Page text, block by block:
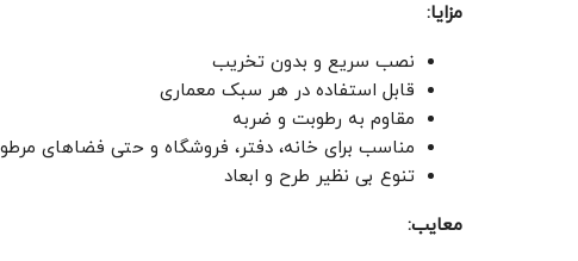
مزایا:
نصب سریع و بدون تخریب
قابل استفاده در هر سبک معماری
مقاوم به رطوبت و ضربه
مناسب برای خانه، دفتر، فروشگاه و حتی فضاهای
تنوع بی ‌نظیر طرح و ابعاد
معایب: